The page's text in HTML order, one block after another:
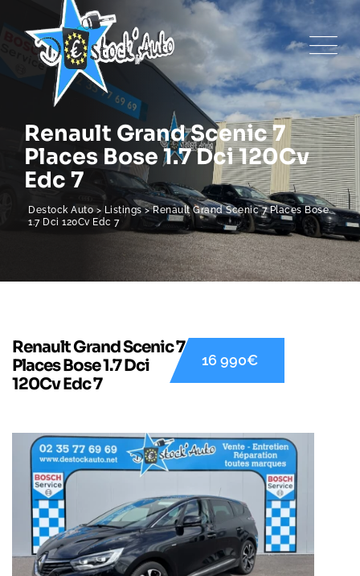
Renault Grand Scenic 7
Places Bose 1.7 Dci 120Cv
Edc 7
Destock Auto > Listings>Renault Grand Scenic 7 Places Bose
1.7 Dci 120Cv Edc 7
Renault Grand Scenic 7
Places Bose 1.7 Dci
120Cv Edc 7
16 990€